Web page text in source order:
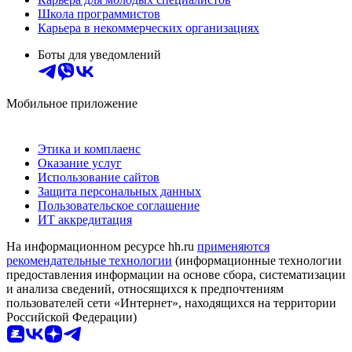
Школа программистов
Карьера в некоммерческих организациях
Боты для уведомлений
Мобильное приложение
Этика и комплаенс
Оказание услуг
Использование сайтов
Защита персональных данных
Пользовательское соглашение
ИТ аккредитация
На информационном ресурсе hh.ru применяются
рекомендательные технологии (информационные технологии
предоставления информации на основе сбора, систематизации
и анализа сведений, относящихся к предпочтениям
пользователей сети «Интернет», находящихся на территории
Российской Федерации)